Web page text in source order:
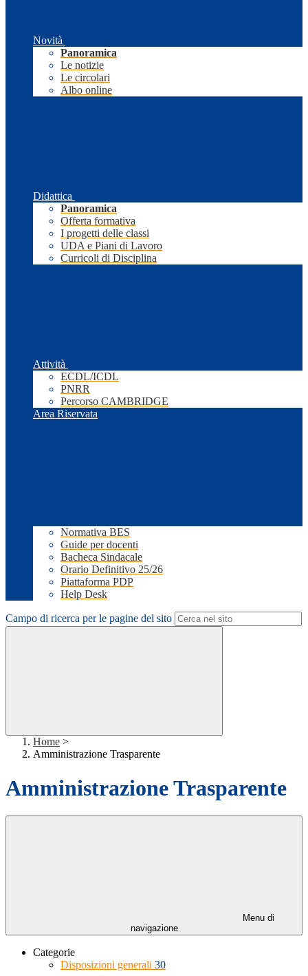
Novità
Panoramica
Le notizie
Le circolari
Albo online
Didattica
Panoramica
Offerta formativa
I progetti delle classi
UDA e Piani di Lavoro
Curricoli di Disciplina
Attività
ECDL/ICDL
PNRR
Percorso CAMBRIDGE
Area Riservata
Normativa BES
Guide per docenti
Bacheca Sindacale
Orario Definitivo 25/26
Piattaforma PDP
Help Desk
Campo di ricerca per le pagine del sito
Home >
Amministrazione Trasparente
Amministrazione Trasparente
Menu di
navigazione
Categorie
Disposizioni generali 30